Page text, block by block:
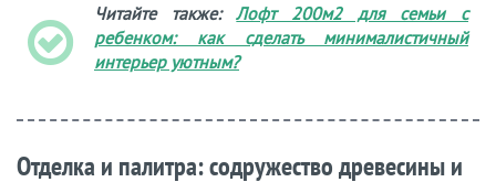
Читайте также:Лофт 200м2 для семьи с
ребенком: как сделать минималистичный
интерьер уютным?
Отделка и палитра: содружество древесины и